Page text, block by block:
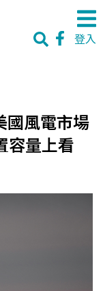
登入
國風電市場
容量上看